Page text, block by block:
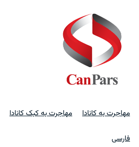
مهاجرت به کانادا مهاجرت به کبک کانادا
فارسی